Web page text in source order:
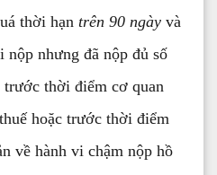
thời hạn trên 90 ngày và
nộp nhưng đã nộp đủ số
trước thời điểm cơ quan
hoặc trước thời điểm
về hành vi chậm nộp hồ